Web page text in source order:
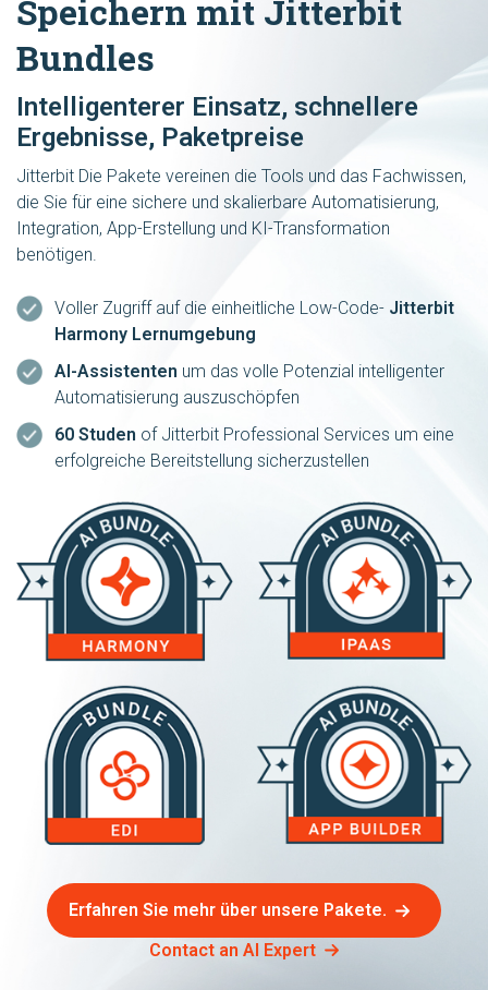
Speichern mit Jitterbit
Bundles
Intelligenterer Einsatz, schnellere
Ergebnisse, Paketpreise
Jitterbit Die Pakete vereinen die Tools und das Fachwissen,
die Sie für eine sichere und skalierbare Automatisierung,
Integration, App-Erstellung und KI-Transformation
benötigen.
Voller Zugriff auf die einheitliche Low-Code- Jitterbit
Harmony Lernumgebung
AI-Assistenten um das volle Potenzial intelligenter
Automatisierung auszuschöpfen
60 Studen of Jitterbit Professional Services um eine
erfolgreiche Bereitstellung sicherzustellen
Erfahren Sie mehr über unsere Pakete.
Contact an AI Expert